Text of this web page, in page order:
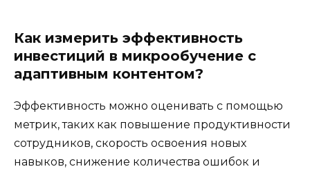
Как измерить эффективность
инвестиций в микрообучение с
адаптивным контентом?
Эффективность можно оценивать с помощью
метрик, таких как повышение продуктивности
сотрудников, скорость освоения новых
навыков, снижение количества ошибок и